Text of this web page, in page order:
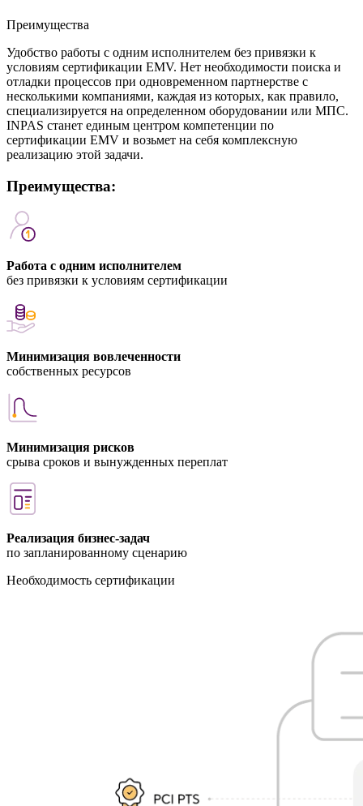
Преимущества
Удобство работы с одним исполнителем без привязки к
условиям сертификации EMV. Нет необходимости поиска и
отладки процессов при одновременном партнерстве с
несколькими компаниями, каждая из которых, как правило,
специализируется на определенном оборудовании или МПС.
INPAS станет единым центром компетенции по
сертификации EMV и возьмет на себя комплексную
реализацию этой задачи.
Преимущества:
Работа с одним исполнителем
без привязки к условиям сертификации
Минимизация вовлеченности
собственных ресурсов
Минимизация рисков
срыва сроков и вынужденных переплат
Реализация бизнес-задач
по запланированному сценарию
Необходимость сертификации